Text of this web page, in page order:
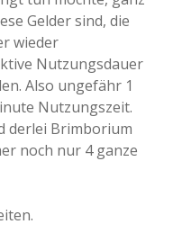
Gelder sind, die
wieder
Nutzungsdauer
Also ungefähr 1
Nutzungszeit.
derlei Brimborium
noch nur 4 ganze